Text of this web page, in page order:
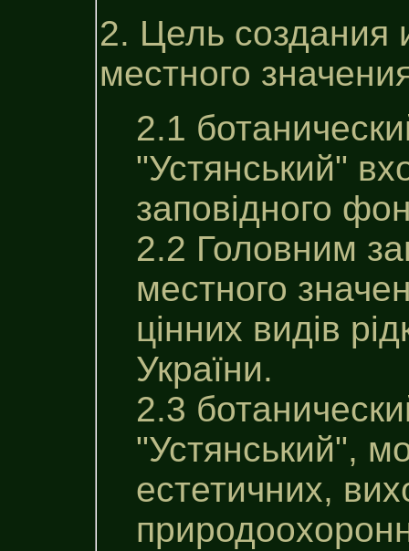
2. Цель создания
местного
2.1
"Устянський"
заповiдного
2.2 Головним
местного
цінних видів
України.
2.3
"Устянський",
естетичних,